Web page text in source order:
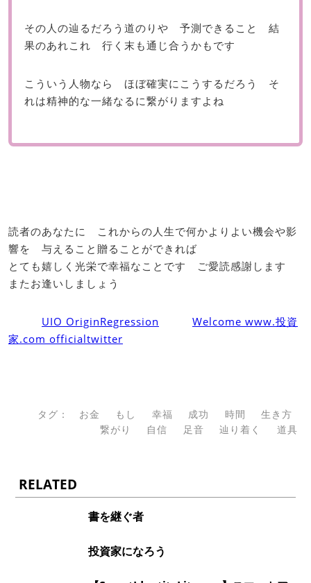
その人の辿るだろう道のりや 予測できること 結
果のあれこれ 行く末も通じ合うかもです
こういう人物なら ほぼ確実にこうするだろう そ
れは精神的な一緒なるに繋がりますよね
読者のあなたに これからの人生で何かよりよい機会や影
響を 与えること贈ることができれば
とても嬉しく光栄で幸福なことです ご愛読感謝します
またお逢いしましょう
UIO OriginRegression
Welcome www.投資
家.com officialtwitter
タグ： お金 もし 幸福 成功 時間
生き方
繋がり
自信 足音 辿り着く 道具
RELATED
書を継ぐ者
投資家になろう